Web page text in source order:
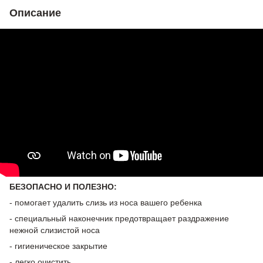
Описание
БЕЗОПАСНО И ПОЛЕЗНО:
- помогает удалить слизь из носа вашего ребенка
- специальный наконечник предотвращает раздражение
нежной слизистой носа
- гигиеническое закрытие